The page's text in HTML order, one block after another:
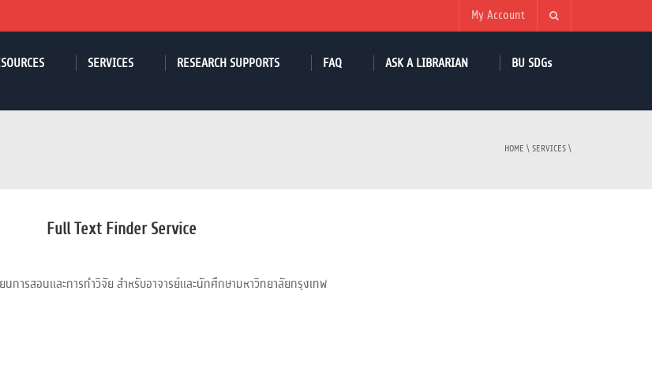
My Account
SERVICES RESEARCH SUPPORTS FAQ ASK A LIBRARIAN BU SDGs
HOME \SERVICES\
Full Text Finder Service
การสอนและการทำวิจัย สำหรับอาจารย์และนักศึกษามหาวิทยาลัยกรุงเทพ